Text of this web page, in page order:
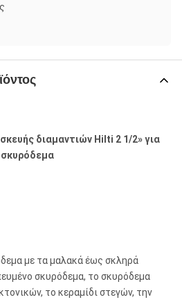
διαμαντιών Hilti 2 1/2» για
σκυρόδεμα
με τα μαλακά έως σκληρά
σκυρόδεμα, το σκυρόδεμα
το κεραμίδι στεγών, την